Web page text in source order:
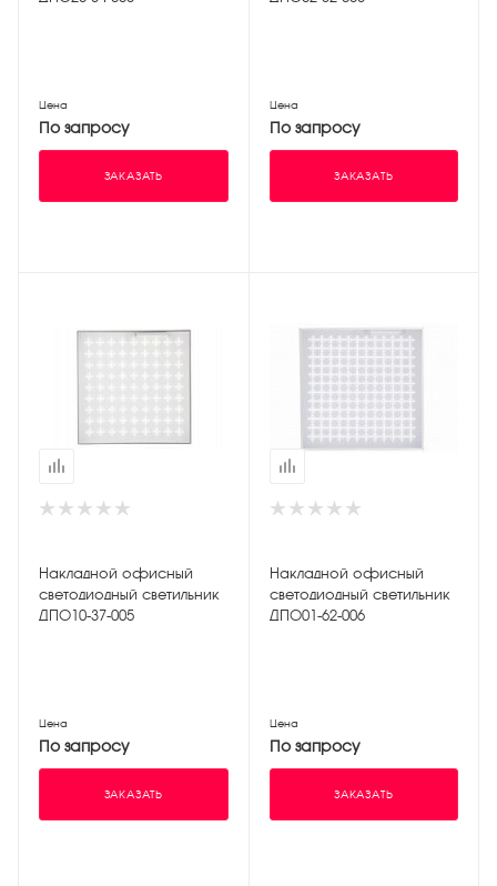
Цена
По запросу
ЗАКАЗАТЬ
Цена
По запросу
ЗАКАЗАТЬ
Накладной офисный
светодиодный светильник
ДПО10-37-005
Цена
По запросу
ЗАКАЗАТЬ
Накладной офисный
светодиодный светильник
ДПО01-62-006
Цена
По запросу
ЗАКАЗАТЬ